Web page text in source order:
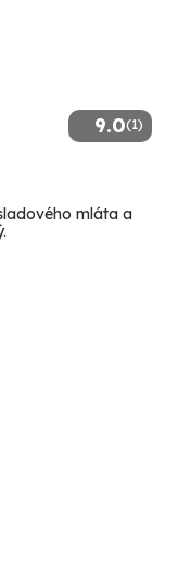
9.0(1)
mláta a